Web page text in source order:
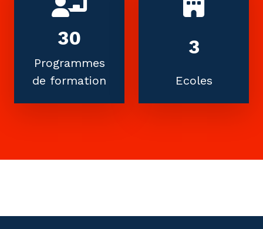
30
Programmes
de formation
3
Ecoles